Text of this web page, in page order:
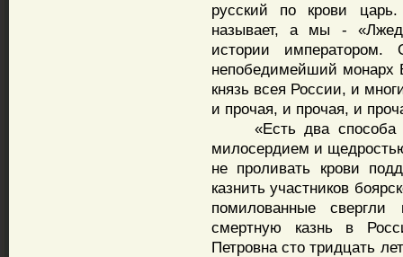
русский по крови
называет, а мы -
истории
непобедимейший монарх
князь всея России, и
и прочая, и прочая, и
«Есть два способа
милосердием и
не проливать крови
казнить участников
помилованные
смертную казнь в
Петровна сто тридцать